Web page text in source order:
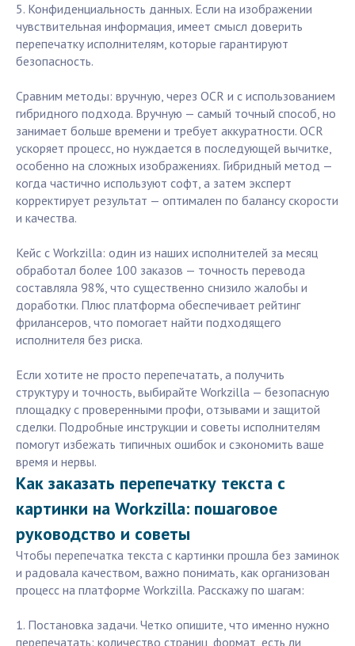
5. Конфиденциальность данных. Если на изображении
чувствительная информация, имеет смысл доверить
перепечатку исполнителям, которые гарантируют
безопасность.
Сравним методы: вручную, через OCR и с использованием
гибридного подхода. Вручную — самый точный способ, но
занимает больше времени и требует аккуратности. OCR
ускоряет процесс, но нуждается в последующей вычитке,
особенно на сложных изображениях. Гибридный метод —
когда частично используют софт, а затем эксперт
корректирует результат — оптимален по балансу скорости
и качества.
Кейс с Workzilla: один из наших исполнителей за месяц
обработал более 100 заказов — точность перевода
составляла 98%, что существенно снизило жалобы и
доработки. Плюс платформа обеспечивает рейтинг
фрилансеров, что помогает найти подходящего
исполнителя без риска.
Если хотите не просто перепечатать, а получить
структуру и точность, выбирайте Workzilla — безопасную
площадку с проверенными профи, отзывами и защитой
сделки. Подробные инструкции и советы исполнителям
помогут избежать типичных ошибок и сэкономить ваше
время и нервы.
Как заказать перепечатку текста с
картинки на Workzilla: пошаговое
руководство и советы
Чтобы перепечатка текста с картинки прошла без заминок
и радовала качеством, важно понимать, как организован
процесс на платформе Workzilla. Расскажу по шагам:
1. Постановка задачи. Четко опишите, что именно нужно
перепечатать: количество страниц, формат, есть ли